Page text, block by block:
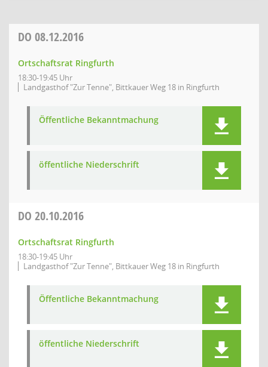
DO 08.12.2016
Ortschaftsrat Ringfurth
18:30-19:45 Uhr
Landgasthof "Zur Tenne", Bittkauer Weg 18 in Ringfurth
Öffentliche Bekanntmachung
öffentliche Niederschrift
DO 20.10.2016
Ortschaftsrat Ringfurth
18:30-19:45 Uhr
Landgasthof "Zur Tenne", Bittkauer Weg 18 in Ringfurth
Öffentliche Bekanntmachung
öffentliche Niederschrift